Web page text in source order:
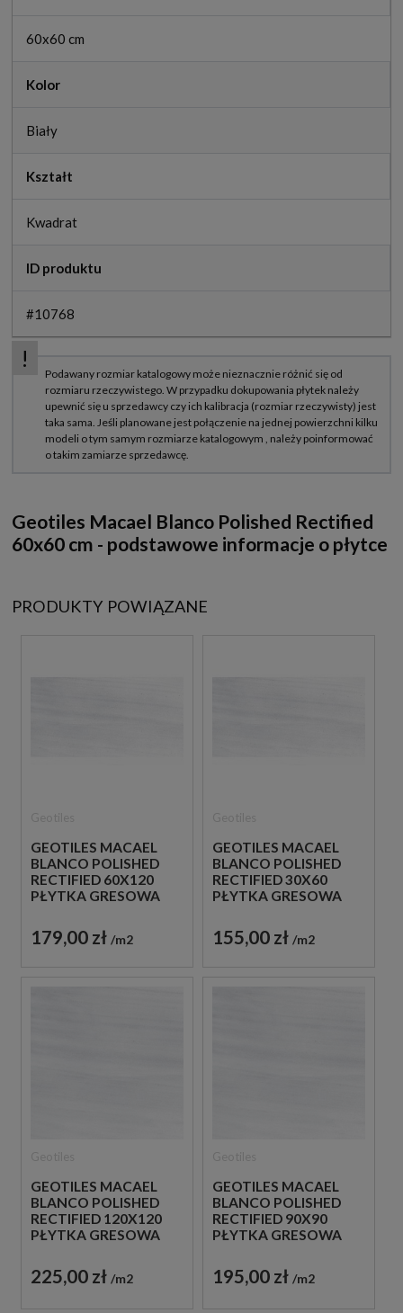
60x60 cm
Kolor
Biały
Kształt
Kwadrat
ID produktu
#10768
Geotiles Macael Blanco Polished Rectified
60x60 cm - podstawowe informacje o płytce
PRODUKTY POWIĄZANE
GEOTILES MACAEL
BLANCO POLISHED
RECTIFIED 60X120
PŁYTKA GRESOWA
179,00 zł m2
GEOTILES MACAEL
BLANCO POLISHED
RECTIFIED 30X60
PŁYTKA GRESOWA
155,00 zł m2
GEOTILES MACAEL
BLANCO POLISHED
RECTIFIED 120X120
PŁYTKA GRESOWA
225,00 zł m2
GEOTILES MACAEL
BLANCO POLISHED
RECTIFIED 90X90
PŁYTKA GRESOWA
195,00 zł m2